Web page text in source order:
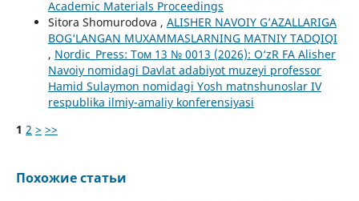
Academic Materials Proceedings
Sitora Shomurodova , ALISHER NAVOIY G’AZALLARIGA
BOG‘LANGAN MUXAMMASLARNING MATNIY TADQIQI
, Nordic_Press: Том 13 № 0013 (2026): O‘zR FA Alisher
Navoiy nomidagi Davlat adabiyot muzeyi professor
Hamid Sulaymon nomidagi Yosh matnshunoslar IV
respublika ilmiy-amaliy konferensiyasi
1 2 > >>
Похожие статьи